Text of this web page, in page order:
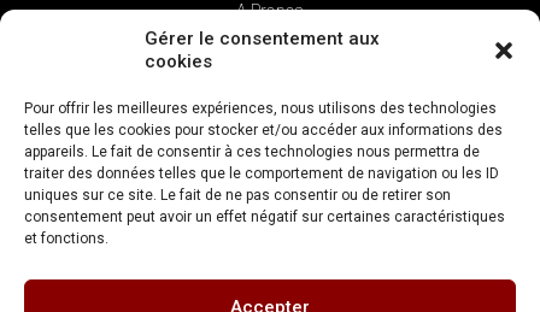
Gérer le consentement aux
cookies
Pour offrir les meilleures expériences, nous utilisons des technologies
telles que les cookies pour stocker et/ou accéder aux informations des
appareils. Le fait de consentir à ces technologies nous permettra de
traiter des données telles que le comportement de navigation ou les ID
uniques sur ce site. Le fait de ne pas consentir ou de retirer son
consentement peut avoir un effet négatif sur certaines caractéristiques
et fonctions.
Accepter
A Propos